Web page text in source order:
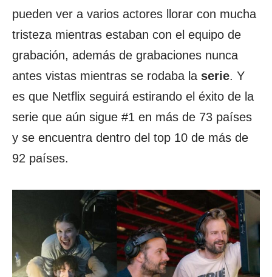
pueden ver a varios actores llorar con mucha
tristeza mientras estaban con el equipo de
grabación, además de grabaciones nunca
antes vistas mientras se rodaba la serie. Y
es que Netflix seguirá estirando el éxito de la
serie que aún sigue #1 en más de 73 países
y se encuentra dentro del top 10 de más de
92 países.